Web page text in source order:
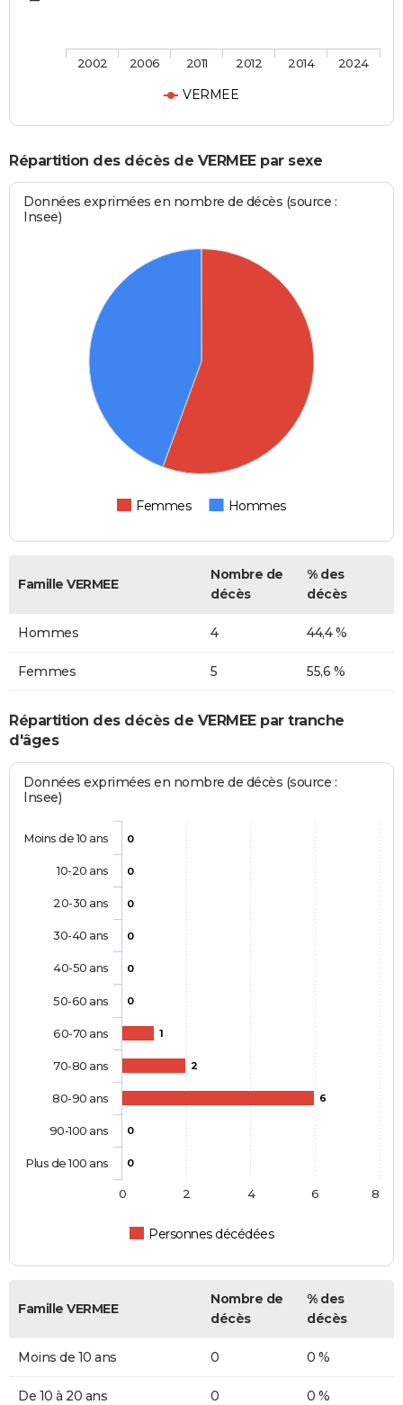
VERMEE
2002 2006 2011 2012 2014 2024
Répartition des décès de VERMEE par sexe
Données exprimées en nombre de décès (source :
Insee)
Femmes Hommes
Famille VERMEE
Nombre de
décès
% des
décès
Hommes 4 44,4 %
Femmes 5 55,6 %
Répartition des décès de VERMEE par tranche
d'âges
Données exprimées en nombre de décès (source :
Insee)
0
0
0
0
0
0
1
2
6
0
0
Personnes décédées
Moins de 10 ans
10-20 ans
20-30 ans
30-40 ans
40-50 ans
50-60 ans
60-70 ans
70-80 ans
80-90 ans
90-100 ans
Plus de 100 ans
0 2 4 6 8
Famille VERMEE
Nombre de
décès
% des
décès
Moins de 10 ans 0 0 %
De 10 à 20 ans 0 0 %